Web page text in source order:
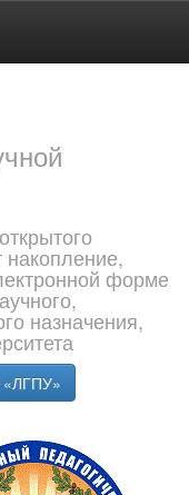
накопление,
форме
назначения,